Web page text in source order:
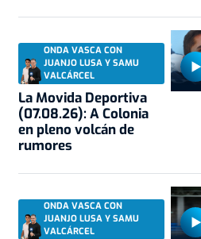
ONDA VASCA CON
JUANJO LUSA Y SAMU
VALCÁRCEL
La Movida Deportiva
(07.08.26): A Colonia
en pleno volcán de
rumores
ONDA VASCA CON
JUANJO LUSA Y SAMU
VALCÁRCEL